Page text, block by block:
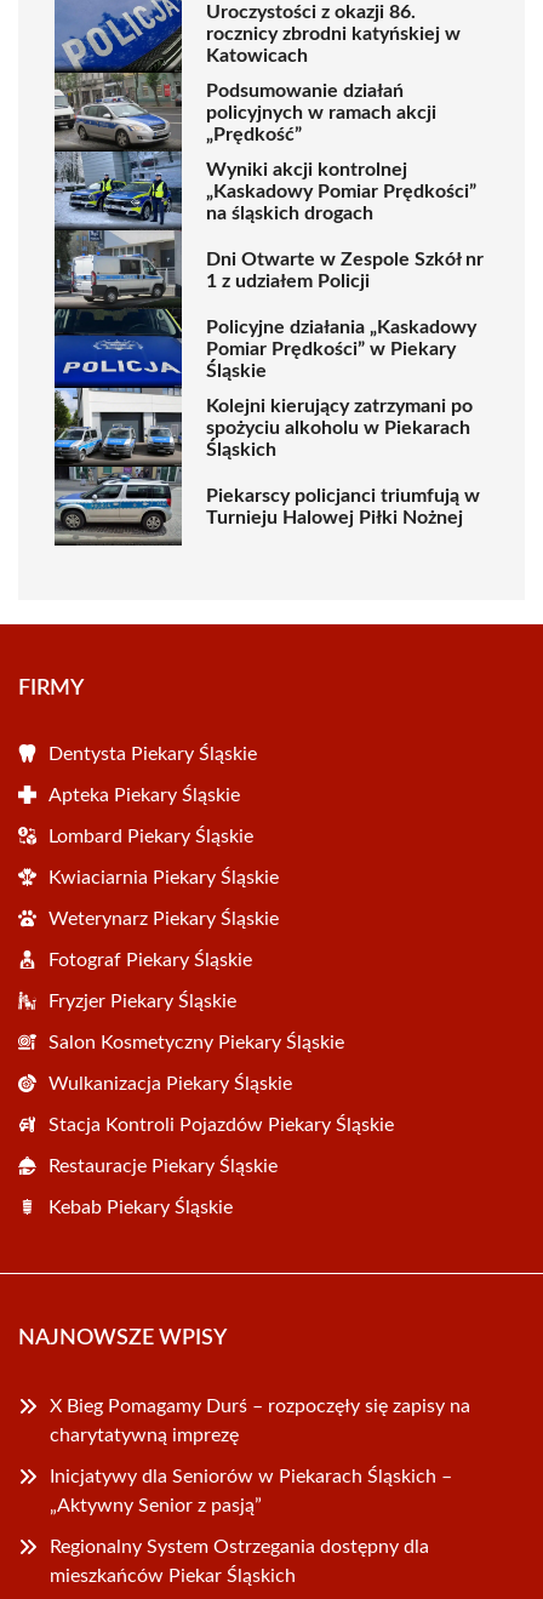
Uroczystości z okazji 86.
rocznicy zbrodni katyńskiej w
Katowicach
Podsumowanie działań
policyjnych w ramach akcji
„Prędkość”
Wyniki akcji kontrolnej
„Kaskadowy Pomiar Prędkości”
na śląskich drogach
Dni Otwarte w Zespole Szkół nr
1 z udziałem Policji
Policyjne działania „Kaskadowy
Pomiar Prędkości” w Piekary
Śląskie
Kolejni kierujący zatrzymani po
spożyciu alkoholu w Piekarach
Śląskich
Piekarscy policjanci triumfują w
Turnieju Halowej Piłki Nożnej
FIRMY
Dentysta Piekary Śląskie
Apteka Piekary Śląskie
Lombard Piekary Śląskie
Kwiaciarnia Piekary Śląskie
Weterynarz Piekary Śląskie
Fotograf Piekary Śląskie
Fryzjer Piekary Śląskie
Salon Kosmetyczny Piekary Śląskie
Wulkanizacja Piekary Śląskie
Stacja Kontroli Pojazdów Piekary Śląskie
Restauracje Piekary Śląskie
Kebab Piekary Śląskie
NAJNOWSZE WPISY
X Bieg Pomagamy Durś – rozpoczęły się zapisy na
charytatywną imprezę
Inicjatywy dla Seniorów w Piekarach Śląskich –
„Aktywny Senior z pasją”
Regionalny System Ostrzegania dostępny dla
mieszkańców Piekar Śląskich